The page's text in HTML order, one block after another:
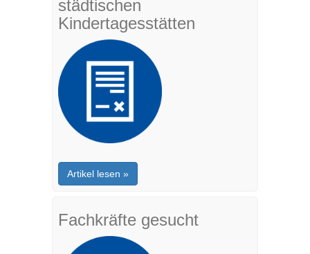
städtischen
Kindertagesstätten
Artikel lesen »
Fachkräfte gesucht